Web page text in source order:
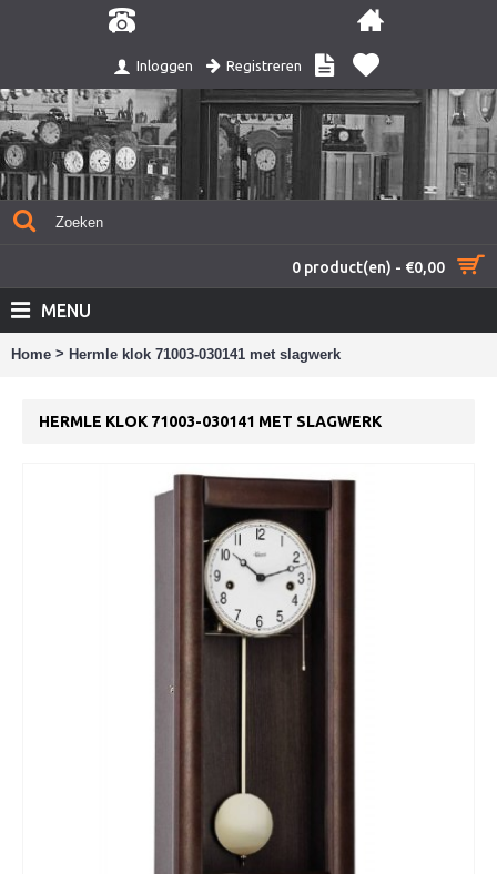
Inloggen Registreren
0 product(en) - €0,00
MENU
Home > Hermle klok 71003-030141 met slagwerk
HERMLE KLOK 71003-030141 MET SLAGWERK